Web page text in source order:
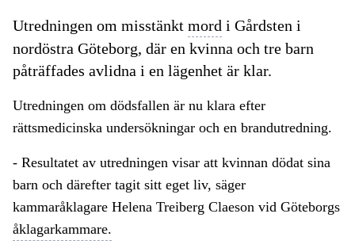
Utredningen om misstänkt mord i Gårdsten i
nordöstra Göteborg, där en kvinna och tre barn
påträffades avlidna i en lägenhet är klar.
Utredningen om dödsfallen är nu klara efter
rättsmedicinska undersökningar och en brandutredning.
- Resultatet av utredningen visar att kvinnan dödat sina
barn och därefter tagit sitt eget liv, säger
kammaråklagare Helena Treiberg Claeson vid Göteborgs
åklagarkammare.